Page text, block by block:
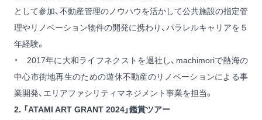
として参加、不動産管理のノウハウを活かして公共施設の指定管
理やリノベーション物件の開発に携わり、パラレルキャリアを５
年経験。
・ 2017年に大和ライフネクストを退社し、machimoriで熱海の
中心市街地再生のための遊休不動産のリノベーションによる事
業開発、エリアファシリティマネジメント事業を担当。
2. 「ATAMI ART GRANT 2024」鑑賞ツアー